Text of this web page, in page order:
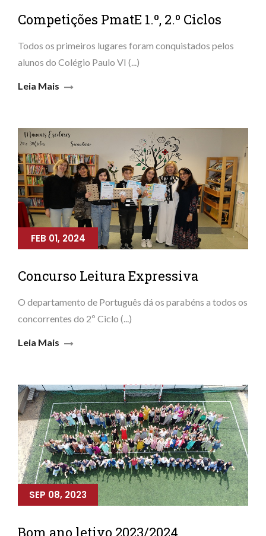
Competições PmatE 1.º, 2.º Ciclos
Todos os primeiros lugares foram conquistados pelos
alunos do Colégio Paulo VI (...)
Leia Mais
FEB 01, 2024
Concurso Leitura Expressiva
O departamento de Português dá os parabéns a todos os
concorrentes do 2º Ciclo (...)
Leia Mais
SEP 08, 2023
Bom ano letivo 2023/2024